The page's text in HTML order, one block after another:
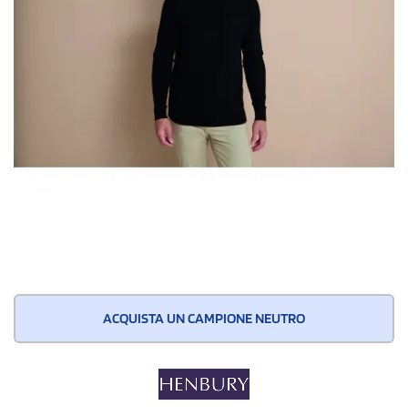
ACQUISTA UN CAMPIONE NEUTRO